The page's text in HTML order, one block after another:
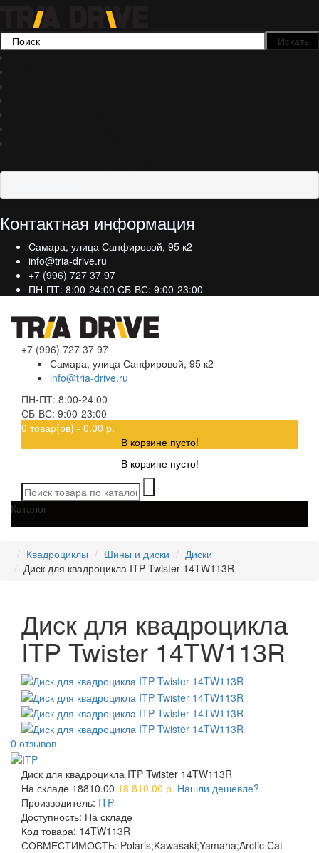
Контактная информация
Самара, улица Санфировой, 95 к2
info@tria-drive.ru
+7 (996) 727 37 97
ПН-ПТ: 8:00-24:00 СБ-ВС: 9:00-23:00
+7 (996) 727 37 97
Самара, улица Санфировой, 95 к2
info@tria-drive.ru
ПН-ПТ: 8:00-24:00
СБ-ВС: 9:00-23:00
0 товар(ов) - 0.00 р.
В корзине пусто!
В корзине пусто!
Каталог
Квадроциклы Шины и диски
Диски
Диск для квадроцикла ITP Twister 14TW113R
Диск для квадроцикла
ITP Twister 14TW113R
0 отзывов
Диск для квадроцикла ITP Twister 14TW113R
На складе 18810.00 18 810.00 р. Нашли дешевле?
Производитель: ITP
Доступность: На складе
Код товара: 14TW113R
СОВМЕСТИМОСТЬ: Polaris;Kawasaki;Yamaha;Arctic Cat